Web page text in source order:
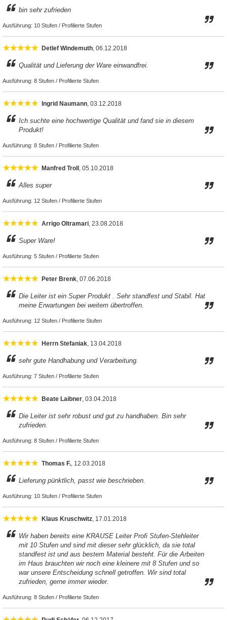
bin sehr zufrieden
Ausführung: 10 Stufen / Profilierte Stufen
Detlef Windemuth, 06.12.2018
Qualität und Lieferung der Ware einwandfrei.
Ausführung: 8 Stufen / Profilierte Stufen
Ingrid Naumann, 03.12.2018
Ich suchte eine hochwertige Qualität und fand sie in diesem
Produkt!
Ausführung: 8 Stufen / Profilierte Stufen
Manfred Troll , 05.10.2018
Alles super
Ausführung: 12 Stufen / Profilierte Stufen
Arrigo Oltramari, 23.08.2018
Super Ware!
Ausführung: 5 Stufen / Profilierte Stufen
Peter Brenk, 07.06.2018
Die Leiter ist ein Super Produkt . Sehr standfest und Stabil. Hat
meine Erwartungen bei weitem übertroffen.
Ausführung: 12 Stufen / Profilierte Stufen
Herrn Stefaniak, 13.04.2018
sehr gute Handhabung und Verarbeitung.
Ausführung: 7 Stufen / Profilierte Stufen
Beate Laibner, 03.04.2018
Die Leiter ist sehr robust und gut zu handhaben. Bin sehr
zufrieden.
Ausführung: 8 Stufen / Profilierte Stufen
Thomas F., 12.03.2018
Lieferung pünktlich, passt wie beschrieben.
Ausführung: 10 Stufen / Profilierte Stufen
Klaus Kruschwitz, 17.01.2018
Wir haben bereits eine KRAUSE Leiter Profi Stufen-Stehleiter
mit 10 Stufen und sind mit dieser sehr glücklich, da sie total
standfest ist und aus bestem Material besteht. Für die Arbeiten
im Haus brauchten wir noch eine kleinere mit 8 Stufen und so
war unsere Entscheidung schnell getroffen. Wir sind total
zufrieden, gerne immer wieder.
Ausführung: 8 Stufen / Profilierte Stufen